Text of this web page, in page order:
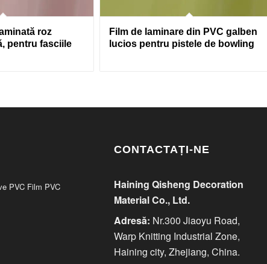
roz
pentru fasciile
Film de laminare din PVC galben
lucios pentru pistele de bowling
PVC Film PVC
CONTACTAȚI-NE
Haining Qisheng Decoration
Material Co., Ltd.
Adresă: Nr.300 Jiaoyu Road,
Warp Knitting Industrial Zone,
Haining city, Zhejiang, China.